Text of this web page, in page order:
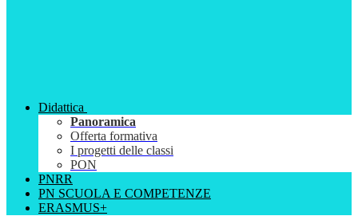
Didattica
Panoramica
Offerta formativa
I progetti delle classi
PON
PNRR
PN SCUOLA E COMPETENZE
ERASMUS+